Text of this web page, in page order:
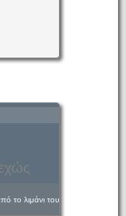
το λιμάνι του